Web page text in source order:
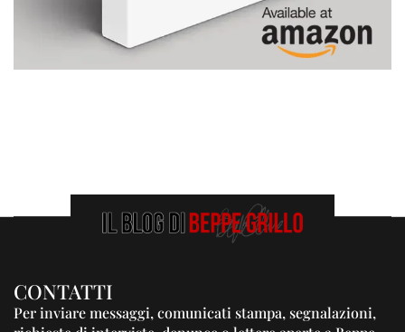
CONTATTI
Per inviare messaggi, comunicati stampa, segnalazioni,